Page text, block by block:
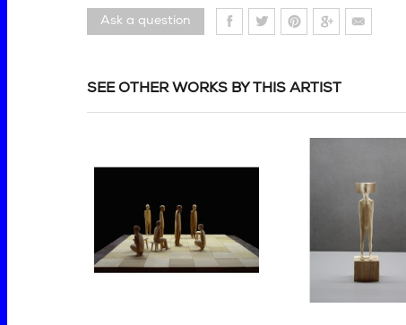
Ask a question
SEE OTHER WORKS BY THIS ARTIST